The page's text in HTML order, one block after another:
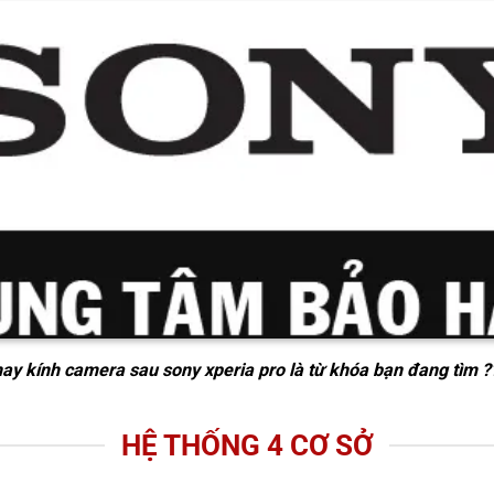
kính camera sau sony xperia prolà từ khóa bạn đang tìm
HỆ THỐNG 4 CƠ SỞ